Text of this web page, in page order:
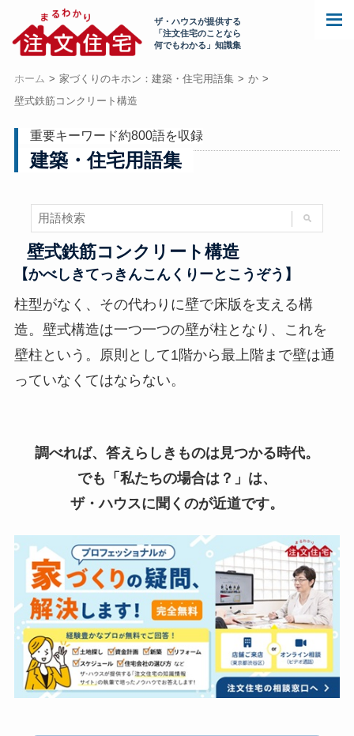
ザ・ハウスが提供する
「注文住宅のことなら
何でもわかる」知識集
ホーム 家づくりのキホン：建築・住宅用語集
か
壁式鉄筋コンクリート構造
重要キーワード約800語を収録
建築・住宅用語集
壁式鉄筋コンクリート構造
【かべしきてっきんこんくりーとこうぞう】
柱型がなく、その代わりに壁で床版を支える構
造。壁式構造は一つ一つの壁が柱となり、これを
壁柱という。原則として1階から最上階まで壁は通
っていなくてはならない。
調べれば、答えらしきものは見つかる時代。
でも「私たちの場合は？」は、
ザ・ハウスに聞くのが近道です。